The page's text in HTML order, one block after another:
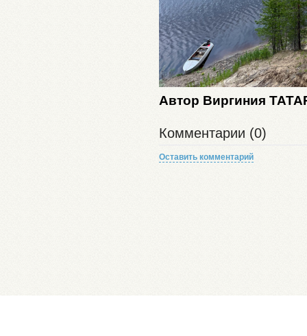
Автор Виргиния
Комментарии (0)
Оставить комментарий